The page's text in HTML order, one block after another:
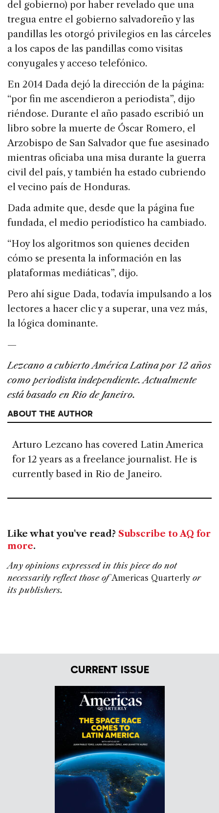
del gobierno) por haber revelado que una
tregua entre el gobierno salvadoreño y las
pandillas les otorgó privilegios en las cárceles
a los capos de las pandillas como visitas
conyugales y acceso telefónico.
En 2014 Dada dejó la dirección de la página:
“por fin me ascendieron a periodista”, dijo
riéndose. Durante el año pasado escribió un
libro sobre la muerte de Óscar Romero, el
Arzobispo de San Salvador que fue asesinado
mientras oficiaba una misa durante la guerra
civil del país, y también ha estado cubriendo
el vecino país de Honduras.
Dada admite que, desde que la página fue
fundada, el medio periodístico ha cambiado.
“Hoy los algoritmos son quienes deciden
cómo se presenta la información en las
plataformas mediáticas”, dijo.
Pero ahí sigue Dada, todavía impulsando a los
lectores a hacer clic y a superar, una vez más,
la lógica dominante.
—
Lezcano a cubierto América Latina por 12 años
como periodista independiente. Actualmente
está basado en Rio de Janeiro.
ABOUT THE AUTHOR
Arturo Lezcano has covered Latin America
for 12 years as a freelance journalist. He is
currently based in Rio de Janeiro.
Like what you've read? Subscribe to AQ for
more.
Any opinions expressed in this piece do not
necessarily reflect those ofAmericas Quarterly or
its publishers.
CURRENT ISSUE